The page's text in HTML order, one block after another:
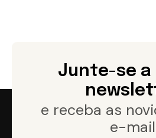
Junte-se a
e receba as
e-mail